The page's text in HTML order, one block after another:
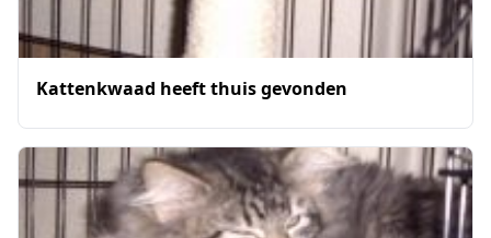
Kattenkwaad heeft thuis gevonden